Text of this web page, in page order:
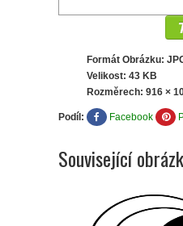
Formát Obrázku:
Velikost: 43 KB
Rozměrech: 916 ×
Podíl: Facebook
Související